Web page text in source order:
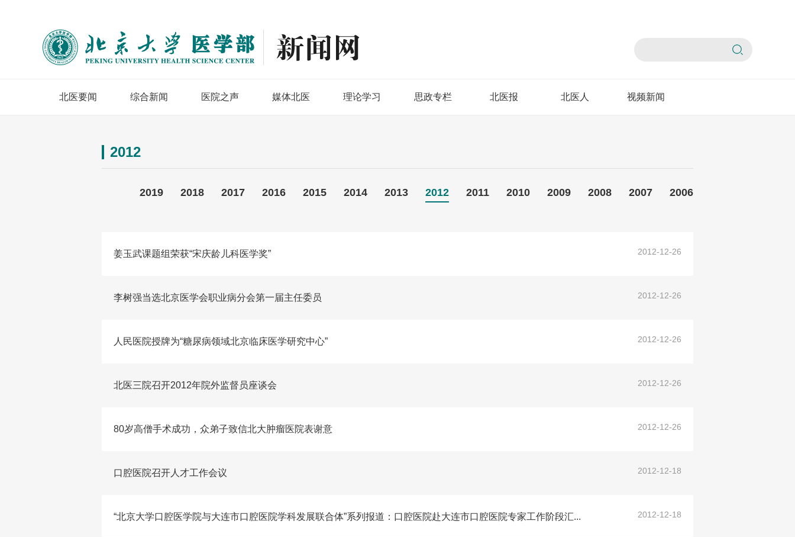
北医要闻 综合新闻 医院之声 媒体北医 理论学习 思政专栏 北医报 北医人 视频新闻
2012
2019 2018 2017 2016 2015 2014 2013 2012 2011 2010 2009 2008 2007 2006
2012-12-26
姜玉武课题组荣获“宋庆龄儿科医学奖”
2012-12-26
李树强当选北京医学会职业病分会第一届主任委员
2012-12-26
人民医院授牌为“糖尿病领域北京临床医学研究中心”
2012-12-26
北医三院召开2012年院外监督员座谈会
2012-12-26
80岁高僧手术成功，众弟子致信北大肿瘤医院表谢意
2012-12-18
口腔医院召开人才工作会议
2012-12-18
“北京大学口腔医学院与大连市口腔医院学科发展联合体”系列报道：口腔医院赴大连市口腔医院专家工作阶段汇...